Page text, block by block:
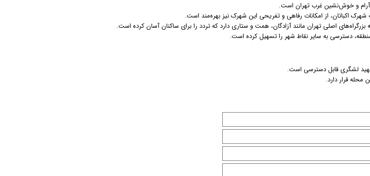
و خوش‌نشین غرب تهران است.
شهرک اکباتان، از امکانات رفاهی و تفریحی این شهرک نیز بهره‌مند است.
اصلی تهران مانند آزادگان، همت و ستاری دارد که تردد را برای ساکنان آسان کرده است.
دسترسی به سایر نقاط شهر را تسهیل کرده است.
لشگری قابل دسترسی است.
محله قرار دارد.